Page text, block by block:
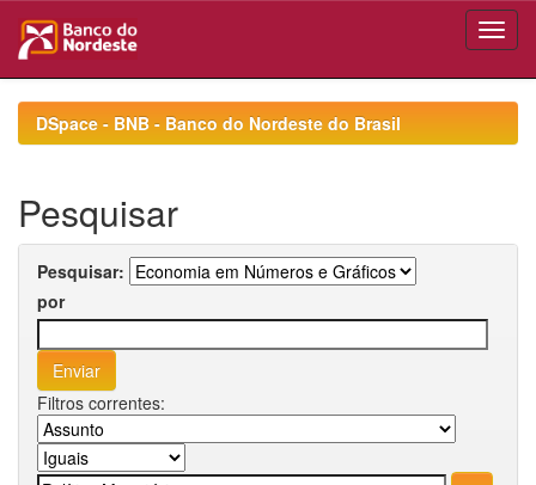
navigationDSpace - BNB - Banco do Nordeste do Brasil
Pesquisar
Pesquisar:
por
Filtros correntes: